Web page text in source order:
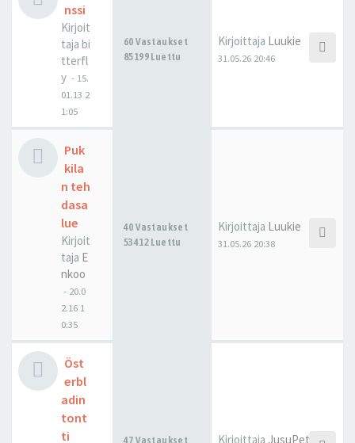
nssi
Kirjoit
taja bi
tterfl
y - 15.
01.13 2
1:05
60 Vastaukset
85199 Luettu
Kirjoittaja Luukie
31.05.26 20:46
Puk
kila
n teh
dasa
lue
Kirjoit
taja E
nkoo
- 20.0
2.16 1
0:35
40 Vastaukset
53412 Luettu
Kirjoittaja Luukie
31.05.26 20:38
Öst
erbl
adin
tont
ti
47 Vastaukset Kirjoittaja JusuPetteri